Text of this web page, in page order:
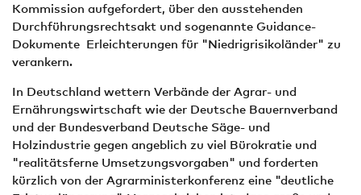
Kommission aufgefordert, über den ausstehenden
Durchführungsrechtsakt und sogenannte Guidance-
Dokumente Erleichterungen für "Niedrigrisikoländer" zu
verankern.
In Deutschland wettern Verbände der Agrar- und
Ernährungswirtschaft wie der Deutsche Bauernverband
und der Bundesverband Deutsche Säge- und
Holzindustrie gegen angeblich zu viel Bürokratie und
"realitätsferne Umsetzungsvorgaben" und forderten
kürzlich von der Agrarministerkonferenz eine "deutliche